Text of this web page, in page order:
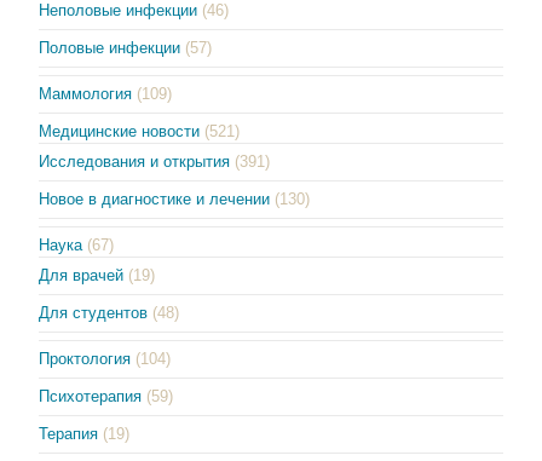
Неполовые инфекции (46)
Половые инфекции (57)
Маммология (109)
Медицинские новости (521)
Исследования и открытия (391)
Новое в диагностике и лечении (130)
Наука (67)
Для врачей (19)
Для студентов (48)
Проктология (104)
Психотерапия (59)
Терапия (19)